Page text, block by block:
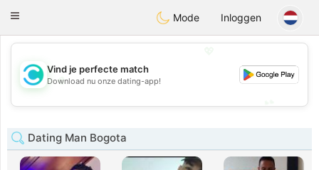
olombiaCitas
Toggle
Mode Inloggen
💖
💕
Vind je perfecte match
Download nu onze dating-app!
Dating Man Bogota